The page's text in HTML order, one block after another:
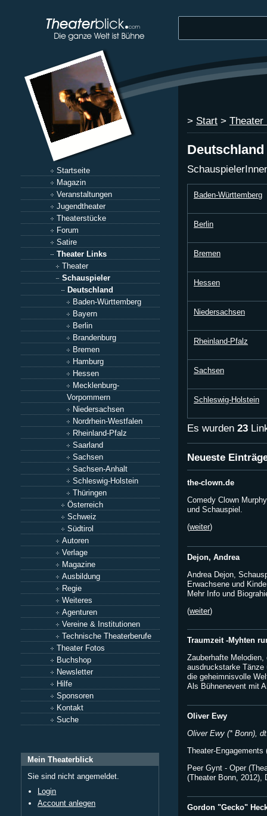
Startseite
Magazin
Veranstaltungen
Jugendtheater
Theaterstücke
Forum
Satire
Theater Links
Theater
Schauspieler
Deutschland
Baden-Württemberg
Bayern
Berlin
Brandenburg
Bremen
Hamburg
Hessen
Mecklenburg-
Vorpommern
Niedersachsen
Nordrhein-Westfalen
Rheinland-Pfalz
Saarland
Sachsen
Sachsen-Anhalt
Schleswig-Holstein
Thüringen
Österreich
Schweiz
Südtirol
Autoren
Verlage
Magazine
Ausbildung
Regie
Weiteres
Agenturen
Vereine & Institutionen
Technische Theaterberufe
Theater Fotos
Buchshop
Newsletter
Hilfe
Sponsoren
Kontakt
Suche
Mein Theaterblick
Sie sind nicht angemeldet.
Login
Account anlegen
> Start > Theater
Deutschland
Baden-Württemberg
Berlin
Bremen
Hessen
Niedersachsen
Rheinland-Pfalz
Sachsen
Schleswig-Holstein
Es wurden 23
Neueste
the-clown.de
Comedy Clown
und Schauspiel.
(weiter)
Dejon, Andrea
Andrea Dejon,
Erwachsene und
Mehr Info und
(weiter)
Traumzeit -Myhten
Zauberhafte
ausdruckstarke Tänze
die geheimnisvolle
Als Bühnenevent mit
Oliver Ewy
Oliver Ewy (* Bonn),
Theater-Engagements
Peer Gynt - Oper
(Theater Bonn, 2012),
Gordon "Gecko"